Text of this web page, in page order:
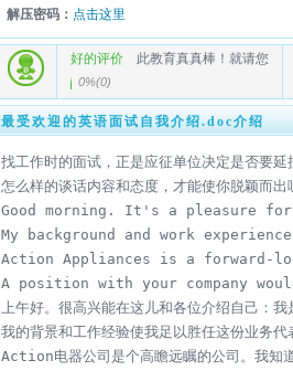
解压密码： 点击这里
好的评价 此教育真真棒！就请您
0%(0)
最受欢迎的英语面试自我介绍.doc介绍
找工作时的面试，正是应征单位决定是否要
怎么样的谈话内容和态度，才能使你脱颖而
Good morning. It's a pleasure
My background and work
Action Appliances is a forward-
A position with your company
上午好。很高兴能在这儿和各位介绍自己：
我的背景和工作经验使我足以胜任这份业务
Action电器公司是个高瞻远瞩的公司。我知